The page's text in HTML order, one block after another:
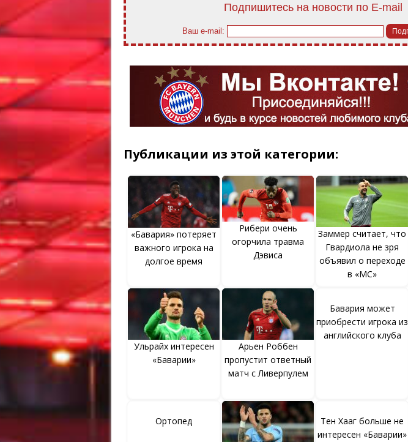
Подпишитесь на новости по E-mail
Ваш e-mail:
Публикации из этой категории:
«Бавария» потеряет
важного игрока на
долгое время
Рибери очень
огорчила травма
Дэвиса
Заммер считает, что
Гвардиола не зря
объявил о переходе
в «МС»
Ульрайх интересен
«Баварии»
Арьен Роббен
пропустит ответный
матч с Ливерпулем
Бавария может
приобрести игрока из
английского клуба
Ортопед
Тен Хааг больше не
интересен «Баварии»